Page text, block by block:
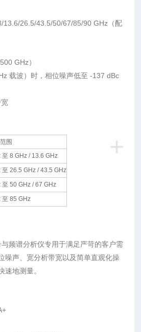
13.6/26.5/43.5/50/67/85/90 GHz（配
GHz）
载波）时，相位噪声低至 -137 dBc
+
围
至 8 GHz / 13.6 GHz
至 26.5 GHz / 43.5 GHz
至 50 GHz / 67 GHz
至 85 GHz
与频谱分析仪专用于满足严苛的客户需
噪声、宽分析带宽以及简单直观化操
速地测量。